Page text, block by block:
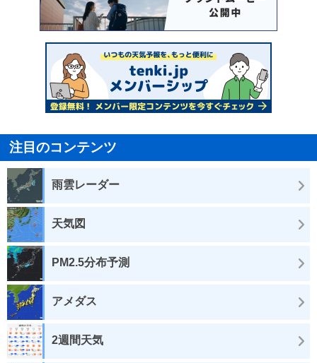
注目のコンテンツ
雨雲レーダー
天気図
PM2.5分布予測
アメダス
2週間天気